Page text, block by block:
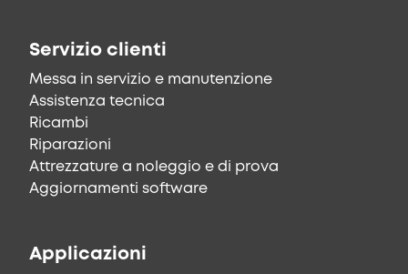
Servizio clienti
Messa in servizio e manutenzione
Assistenza tecnica
Ricambi
Riparazioni
Attrezzature a noleggio e di prova
Aggiornamenti software
Applicazioni